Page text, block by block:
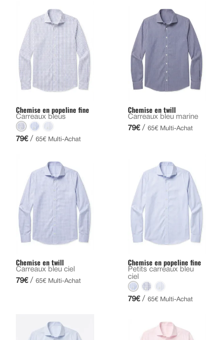
Chemise en popeline fine
Carreaux bleus
79€ / 65€ Multi-Achat
Chemise en twill
Carreaux bleu marine
79€ / 65€ Multi-Achat
Chemise en twill
Carreaux bleu ciel
79€ / 65€ Multi-Achat
Chemise en popeline fine
Petits carreaux bleu
ciel
79€ / 65€ Multi-Achat